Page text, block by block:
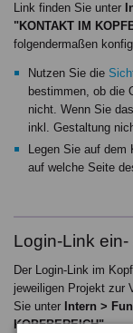
Link finden Sie unter
"KONTAKT IM
folgendermaßen
Nutzen Sie die
bestimmen, ob die
nicht. Wenn Sie
inkl. Gestaltung
Legen Sie auf dem
auf welche Seite
Login-Link
Der Login-Link im
jeweiligen Projekt zur
Sie unter Intern >
KOPFBEREICH".